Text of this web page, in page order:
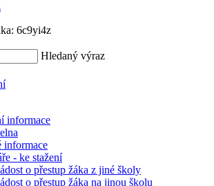
6c9yi4z
Hledaný výraz
informace
informace
- ke stažení
o přestup žáka z jiné školy
o přestup žáka na jinou školu